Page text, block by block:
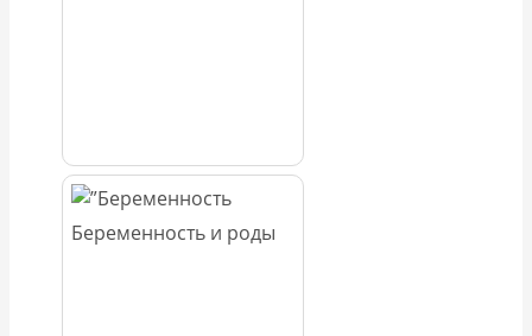
Беременность и роды